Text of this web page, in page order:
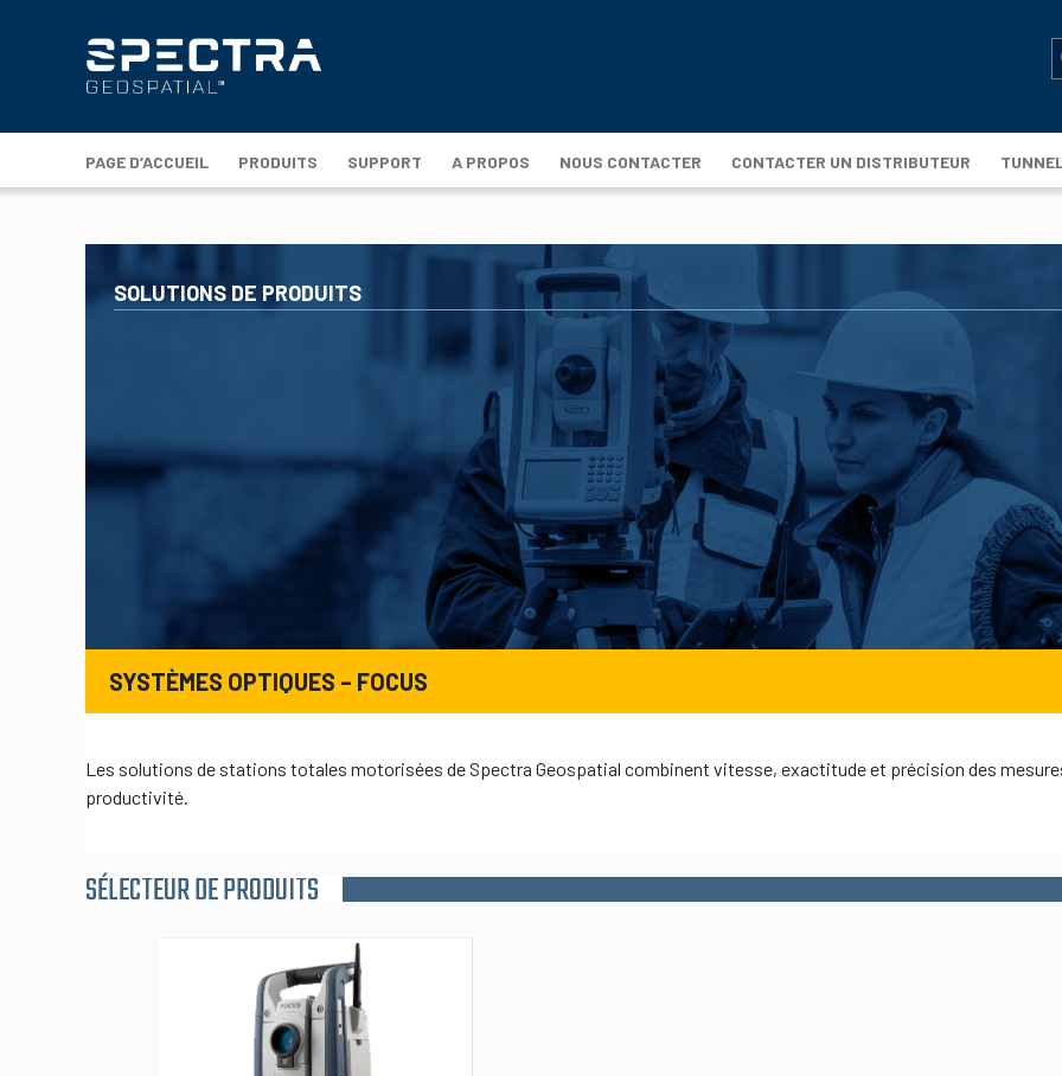
PAGE D’ACCUEIL PRODUITS SUPPORT A PROPOS NOUS CONTACTER CONTACTER UN DISTRIBUTEUR
SYSTÈMES OPTIQUES – FOCUS
SOLUTIONS DE PRODUITS
Les solutions de stations totales motorisées de Spectra Geospatial combinent vitesse, exactitude et précision des
productivité.
SÉLECTEUR DE PRODUITS